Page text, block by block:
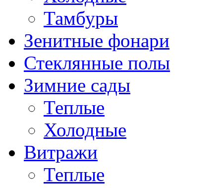
Тамбуры
Зенитные фонари
Стеклянные полы
Зимние сады
Теплые
Холодные
Витражи
Теплые